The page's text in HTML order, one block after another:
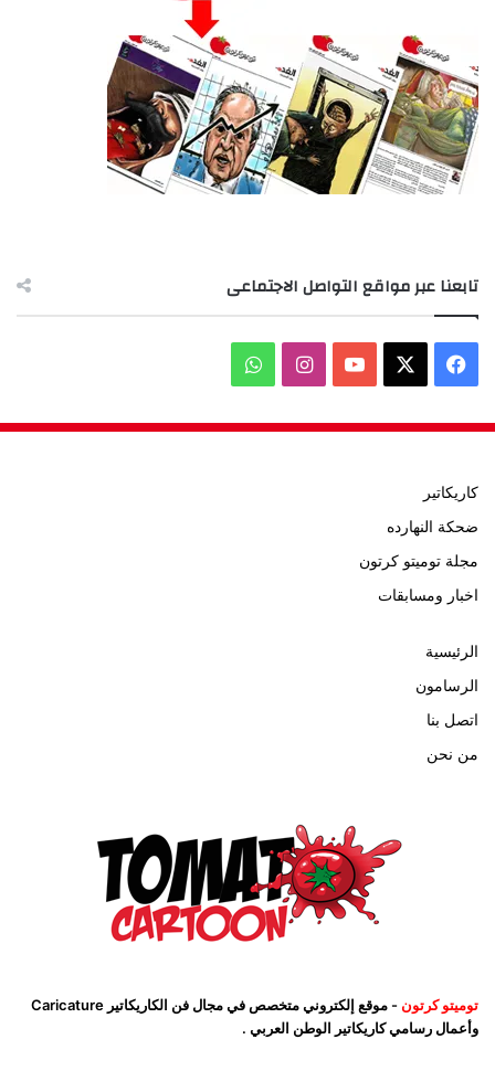
تابعنا عبر مواقع التواصل الاجتماعى
فيسبوك ‫YouTubeانستقرامواتساب
كاريكاتير
ضحكة النهارده
مجلة توميتو كرتون
اخبار ومسابقات
الرئيسية
الرسامون
اتصل بنا
من نحن
توميتو كرتون
- موقع إلكتروني متخصص في مجال فن الكاريكاتير Caricature
وأعمال رسامي كاريكاتير الوطن العربي .